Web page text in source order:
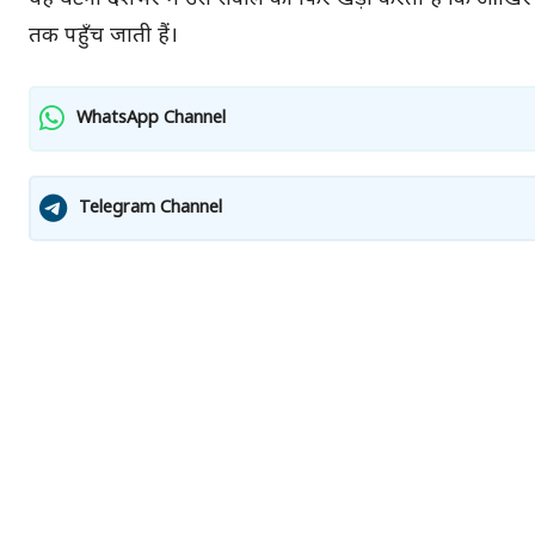
तक पहुँच जाती हैं।
WhatsApp Channel
Telegram Channel